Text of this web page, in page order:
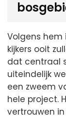
Volgens
kijkers ooit
dat centraal
uiteindelijk
een zweem
hele project.
vertrouwen